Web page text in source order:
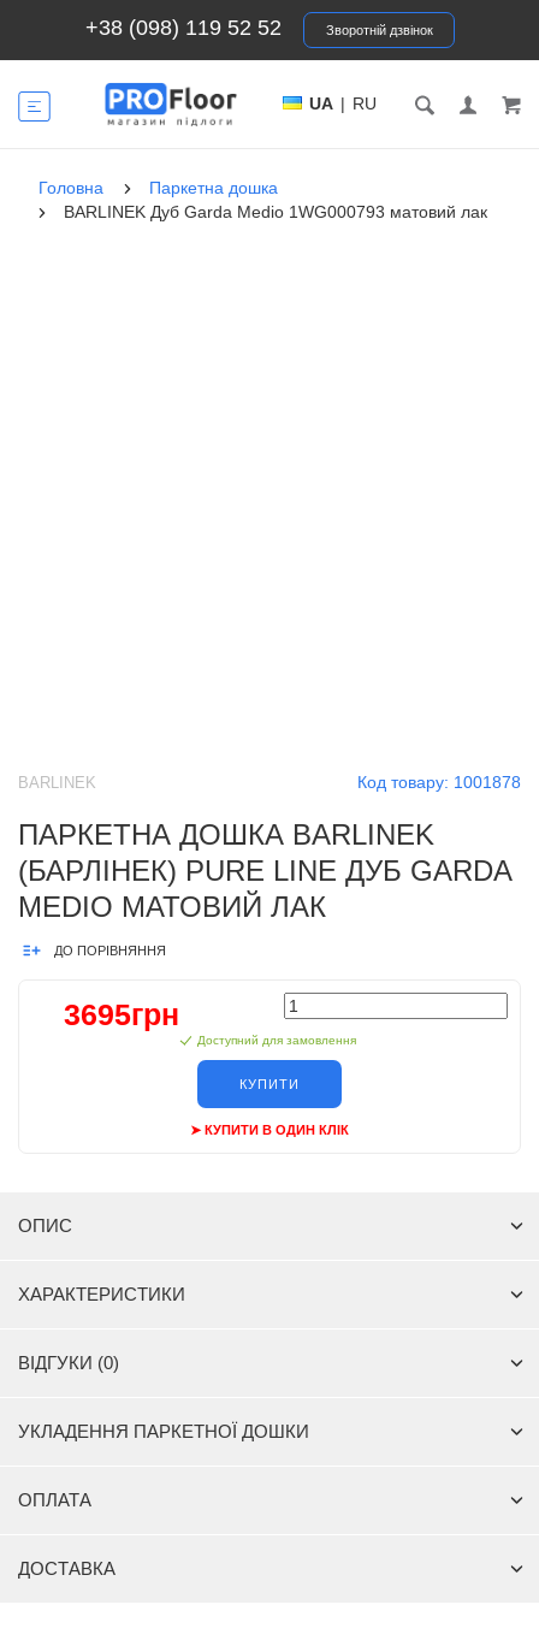
+38 (098) 119 52 52 Зворотній дзвінок
UA | RU
Головна
Паркетна дошка
BARLINEK Дуб Garda Medio 1WG000793 матовий лак
Код товару: 1001878
BARLINEK
ПАРКЕТНА ДОШКА BARLINEK
(БАРЛІНЕК) PURE LINE ДУБ GARDA
MEDIO МАТОВИЙ ЛАК
ДО ПОРІВНЯННЯ
3695грн
Доступний для замовлення
КУПИТИ
➤ КУПИТИ В ОДИН КЛІК
ОПИС
ХАРАКТЕРИСТИКИ
ВІДГУКИ (0)
УКЛАДЕННЯ ПАРКЕТНОЇ ДОШКИ
ОПЛАТА
ДОСТАВКА